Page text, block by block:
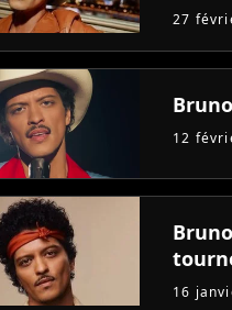
27
12
16